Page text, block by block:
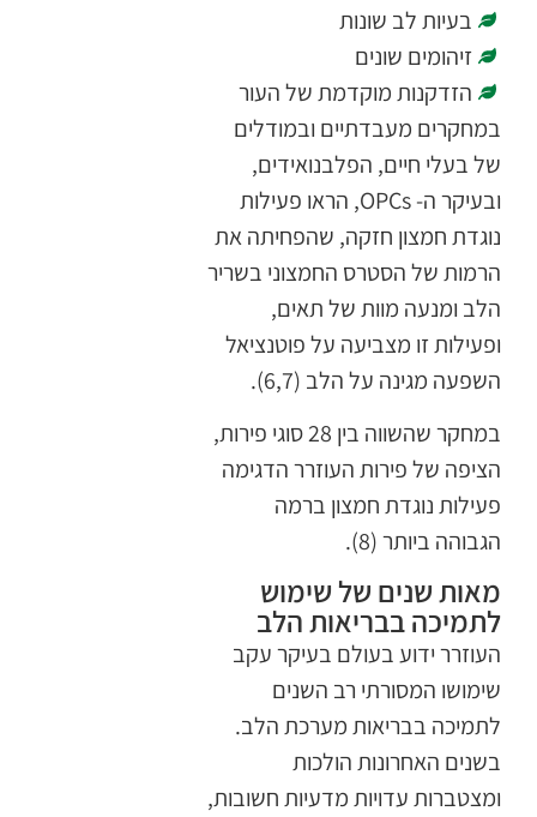
בעיות לב שונות
זיהומים שונים
הזדקנות מוקדמת של העור
במחקרים מעבדתיים ובמודלים
של בעלי חיים, הפלבנואידים,
ובעיקר ה- OPCs, הראו פעילות
נוגדת חמצון חזקה, שהפחיתה את
הרמות של הסטרס החמצוני בשריר
הלב ומנעה מוות של תאים,
ופעילות זו מצביעה על פוטנציאל
השפעה מגינה על הלב (6,7).
במחקר שהשווה בין 28 סוגי פירות,
הציפה של פירות העוזרר הדגימה
פעילות נוגדת חמצון ברמה
הגבוהה ביותר (8).
מאות שנים של שימוש
לתמיכה בבריאות הלב
העוזרר ידוע בעולם בעיקר עקב
שימושו המסורתי רב השנים
לתמיכה בבריאות מערכת הלב.
בשנים האחרונות הולכות
ומצטברות עדויות מדעיות חשובות,